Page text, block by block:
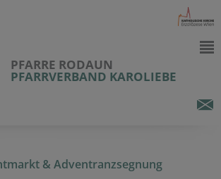
PFARRE RODAUN
PFARRVERBAND KAROLIEBE
& Adventranzsegnung